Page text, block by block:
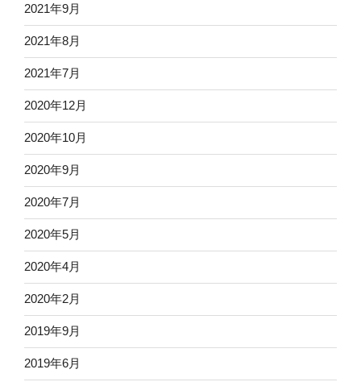
2021年9月
2021年8月
2021年7月
2020年12月
2020年10月
2020年9月
2020年7月
2020年5月
2020年4月
2020年2月
2019年9月
2019年6月